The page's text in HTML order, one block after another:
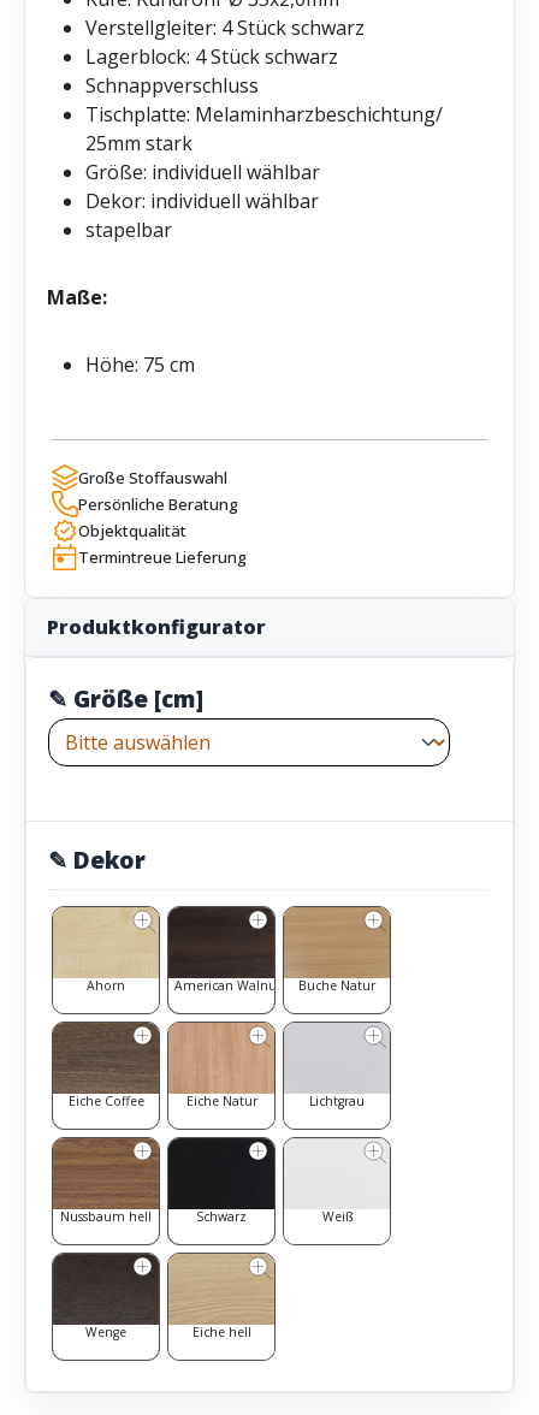
Verstellgleiter: 4 Stück schwarz
Lagerblock: 4 Stück schwarz
Schnappverschluss
Tischplatte: Melaminharzbeschichtung/
25mm stark
Größe: individuell wählbar
Dekor: individuell wählbar
stapelbar
Maße:
Höhe: 75 cm
Große Stoffauswahl
Persönliche Beratung
Objektqualität
Termintreue Lieferung
Produktkonfigurator
✎ Größe [cm]
✎ Dekor
Ahorn American Walnut Buche Natur
Eiche Coffee Eiche Natur Lichtgrau
Nussbaum hell Schwarz Weiß
Wenge Eiche hell